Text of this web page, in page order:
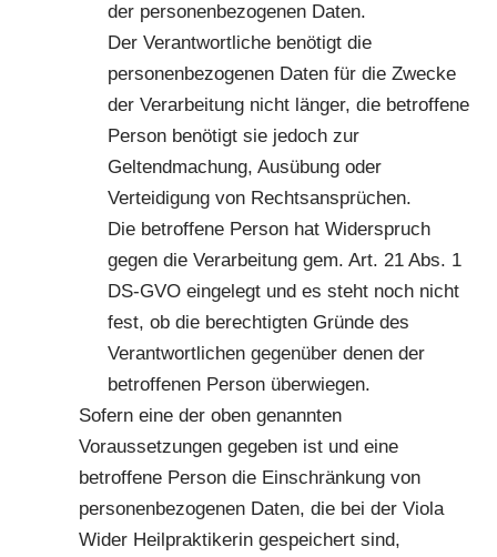
der personenbezogenen Daten.
Der Verantwortliche benötigt die
personenbezogenen Daten für die Zwecke
der Verarbeitung nicht länger, die betroffene
Person benötigt sie jedoch zur
Geltendmachung, Ausübung oder
Verteidigung von Rechtsansprüchen.
Die betroffene Person hat Widerspruch
gegen die Verarbeitung gem. Art. 21 Abs. 1
DS-GVO eingelegt und es steht noch nicht
fest, ob die berechtigten Gründe des
Verantwortlichen gegenüber denen der
betroffenen Person überwiegen.
Sofern eine der oben genannten
Voraussetzungen gegeben ist und eine
betroffene Person die Einschränkung von
personenbezogenen Daten, die bei der Viola
Wider Heilpraktikerin gespeichert sind,